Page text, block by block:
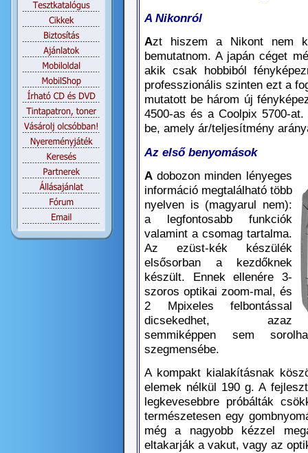
A Nikonról
Azt hiszem a Nikont nem
bemutatnom. A japán céget
akik csak hobbiból
professzionális szinten ezt a
mutatott be három új
4500-as és a Coolpix 5700-
be, amely ár/teljesítmény
Az első benyomások
A dobozon minden lényeges
információ megtalálható több
nyelven is (magyarul nem):
a legfontosabb funkciók
valamint a csomag tartalma.
Az ezüst-kék készülék
elsősorban a kezdőknek
készült. Ennek ellenére 3-
szoros optikai zoom-mal, és
2 Mpixeles felbontással
dicsekedhet, azaz
semmiképpen sem
szegmensébe.
A kompakt kialakításnak
elemek nélkül 190 g. A
legkevesebbre próbálták
természetesen egy
még a nagyobb kézzel
eltakarják a vakut, vagy az